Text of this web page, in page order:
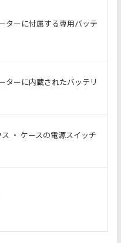
ターに付属する専用バッテ
ターに内蔵されたバッテリ
・ ケースの電源スイッチ